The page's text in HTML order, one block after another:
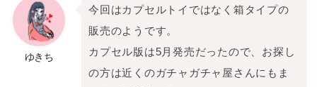
ゆきち
今回はカプセルトイではなく箱タイプの
販売のようです。
カプセル版は5月発売だったので、お探し
の方は近くのガチャガチャ屋さんにもま